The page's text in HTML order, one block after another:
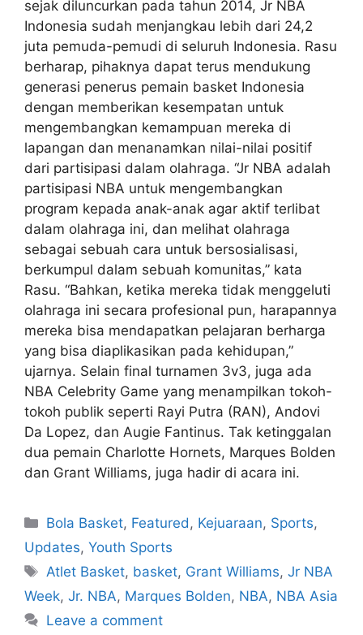
sejak diluncurkan pada tahun 2014, Jr NBA
Indonesia sudah menjangkau lebih dari 24,2
juta pemuda-pemudi di seluruh Indonesia. Rasu
berharap, pihaknya dapat terus mendukung
generasi penerus pemain basket Indonesia
dengan memberikan kesempatan untuk
mengembangkan kemampuan mereka di
lapangan dan menanamkan nilai-nilai positif
dari partisipasi dalam olahraga. “Jr NBA adalah
partisipasi NBA untuk mengembangkan
program kepada anak-anak agar aktif terlibat
dalam olahraga ini, dan melihat olahraga
sebagai sebuah cara untuk bersosialisasi,
berkumpul dalam sebuah komunitas,” kata
Rasu. “Bahkan, ketika mereka tidak menggeluti
olahraga ini secara profesional pun, harapannya
mereka bisa mendapatkan pelajaran berharga
yang bisa diaplikasikan pada kehidupan,”
ujarnya. Selain final turnamen 3v3, juga ada
NBA Celebrity Game yang menampilkan tokoh-
tokoh publik seperti Rayi Putra (RAN), Andovi
Da Lopez, dan Augie Fantinus. Tak ketinggalan
dua pemain Charlotte Hornets, Marques Bolden
dan Grant Williams, juga hadir di acara ini.
Bola Basket, Featured , Kejuaraan, Sports,
Updates, Youth Sports
Atlet Basket, basket, Grant Williams,Jr NBA
Week, Jr. NBA, Marques Bolden, NBA, NBA Asia
Leave a comment